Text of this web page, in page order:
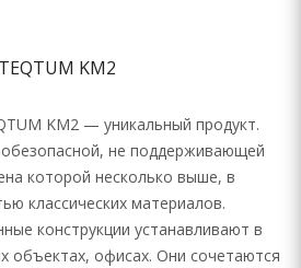
KM2
KM2 — уникальный продукт.
не поддерживающей
которой несколько выше, в
классических материалов.
конструкции устанавливают в
объектах, офисах. Они сочетаются